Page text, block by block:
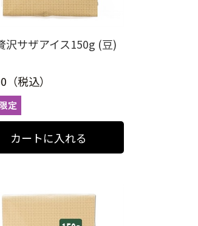
沢サザアイス150g (豆)
（税込）